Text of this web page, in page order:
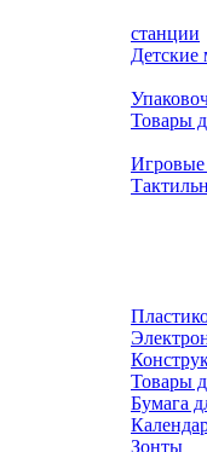
станции
Товары
Товары
Бумага
Зонты